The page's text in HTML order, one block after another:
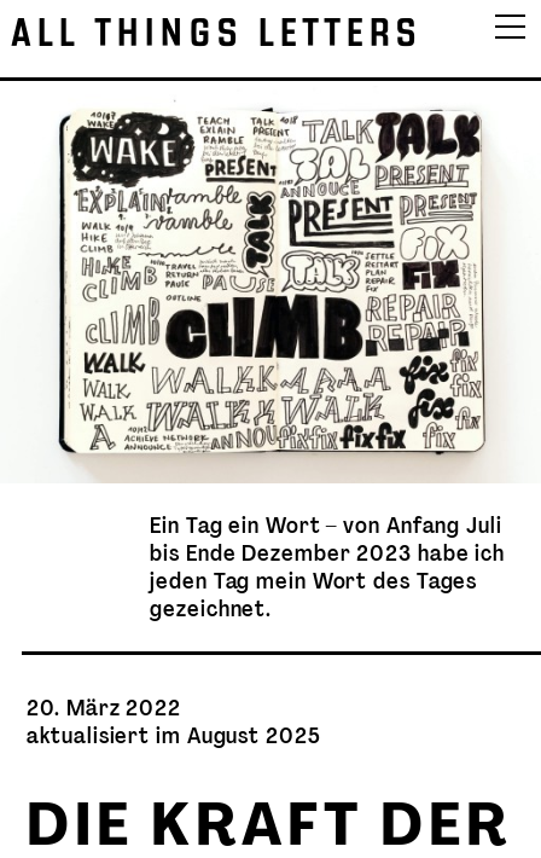
ALL THINGS LETTERS
Ein Tag ein Wort – von Anfang Juli
bis Ende Dezember 2023 habe ich
jeden Tag mein Wort des Tages
gezeichnet.
20. März 2022
aktualisiert im August 2025
DIE KRAFT DER